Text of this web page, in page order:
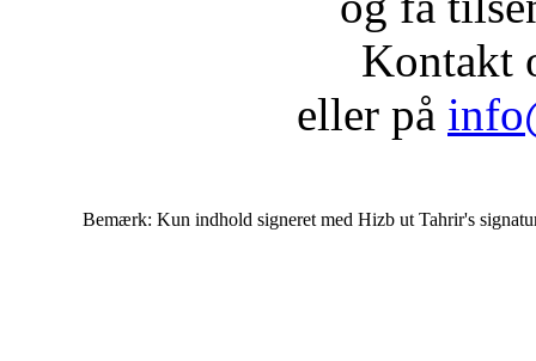
Kontakt
eller på
Bemærk: Kun indhold signeret med Hizb ut Tahrir's